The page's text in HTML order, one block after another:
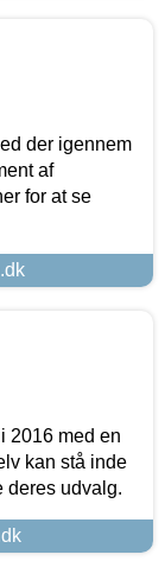
der igennem
af
for at se
2016 med en
kan stå inde
deres udvalg.